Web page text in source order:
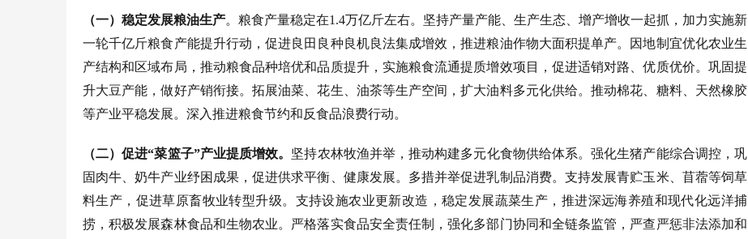
（一）稳定发展粮油生产。粮食产量稳定在1.4万亿斤左右。坚持产量产能、生产生态、增产增收一起抓，加力实施新
一轮千亿斤粮食产能提升行动，促进良田良种良机良法集成增效，推进粮油作物大面积提单产。因地制宜优化农业生
产结构和区域布局，推动粮食品种培优和品质提升，实施粮食流通提质增效项目，促进适销对路、优质优价。巩固提
升大豆产能，做好产销衔接。拓展油菜、花生、油茶等生产空间，扩大油料多元化供给。推动棉花、糖料、天然橡胶
等产业平稳发展。深入推进粮食节约和反食品浪费行动。
（二）促进“菜篮子”产业提质增效。 坚持农林牧渔并举，推动构建多元化食物供给体系。强化生猪产能综合调控，巩
固肉牛、奶牛产业纾困成果，促进供求平衡、健康发展。多措并举促进乳制品消费。支持发展青贮玉米、苜蓿等饲草
料生产，促进草原畜牧业转型升级。支持设施农业更新改造，稳定发展蔬菜生产，推进深远海养殖和现代化远洋捕
捞，积极发展森林食品和生物农业。严格落实食品安全责任制，强化多部门协同和全链条监管，严查严惩非法添加和